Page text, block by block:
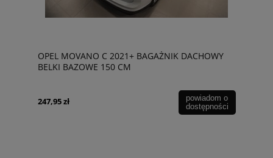
OPEL MOVANO C 2021+ BAGAŻNIK DACHOWY
BELKI BAZOWE 150 CM
247,95 zł
powiadom o
dostępności